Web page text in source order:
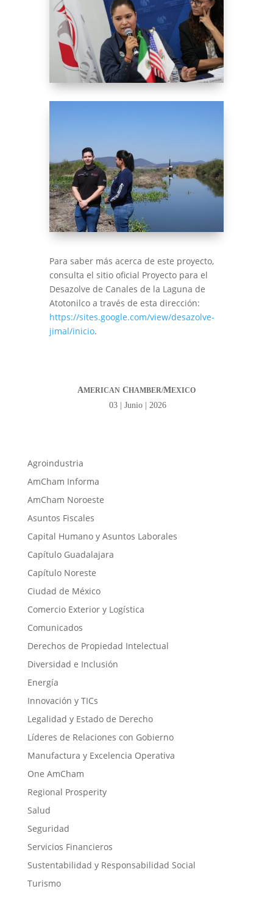
Para saber más acerca de este proyecto,
consulta el sitio oficial Proyecto para el
Desazolve de Canales de la Laguna de
Atotonilco a través de esta dirección:
https://sites.google.com/view/desazolve-
jimal/inicio.
AMERICANCHAMBER/MEXICO
03 | Junio | 2026
Agroindustria
AmCham Informa
AmCham Noroeste
Asuntos Fiscales
Capital Humano y Asuntos Laborales
Capítulo Guadalajara
Capítulo Noreste
Ciudad de México
Comercio Exterior y Logística
Comunicados
Derechos de Propiedad Intelectual
Diversidad e Inclusión
Energía
Innovación y TICs
Legalidad y Estado de Derecho
Líderes de Relaciones con Gobierno
Manufactura y Excelencia Operativa
One AmCham
Regional Prosperity
Salud
Seguridad
Servicios Financieros
Sustentabilidad y Responsabilidad Social
Turismo